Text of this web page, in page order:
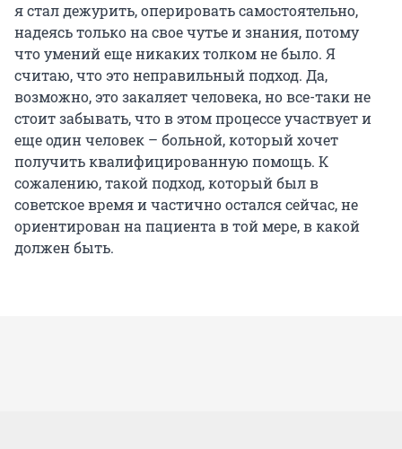
я стал дежурить, оперировать самостоятельно,
надеясь только на свое чутье и знания, потому
что умений еще никаких толком не было. Я
считаю, что это неправильный подход. Да,
возможно, это закаляет человека, но все-таки не
стоит забывать, что в этом процессе участвует и
еще один человек – больной, который хочет
получить квалифицированную помощь. К
сожалению, такой подход, который был в
советское время и частично остался сейчас, не
ориентирован на пациента в той мере, в какой
должен быть.